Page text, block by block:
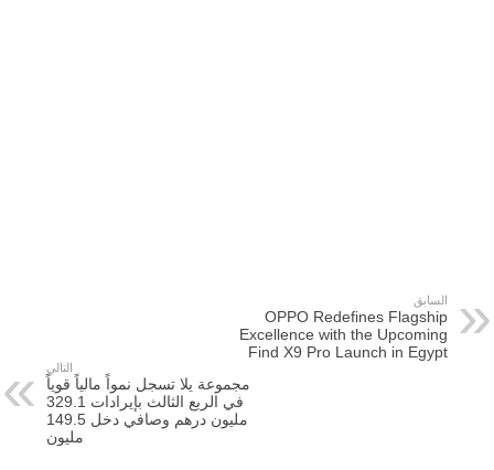
السابق
OPPO Redefines Flagship
Excellence with the Upcoming
Find X9 Pro Launch in Egypt
التالي
مجموعة يلا تسجل نمواً مالياً قوياً
في الربع الثالث بإيرادات 329.1
مليون درهم وصافي دخل 149.5
مليون